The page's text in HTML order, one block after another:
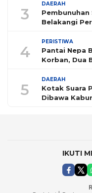
3
DAERAH
Belakangi
4
PERISTIWA
Pantai Nepa
Korban, Dua
5
DAERAH
Kotak Suara
Dibawa
IKUTI